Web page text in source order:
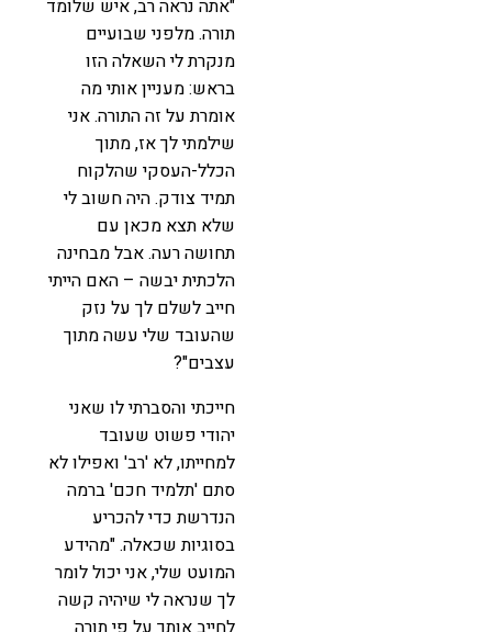
"אתה נראה רב, איש שלומד
תורה. מלפני שבועיים
מנקרת לי השאלה הזו
בראש: מעניין אותי מה
אומרת על זה התורה. אני
שילמתי לך אז, מתוך
הכלל-העסקי שהלקוח
תמיד צודק. היה חשוב לי
שלא תצא מכאן עם
תחושה רעה. אבל מבחינה
הלכתית יבשה – האם הייתי
חייב לשלם לך על נזק
שהעובד שלי עשה מתוך
עצבים"?
חייכתי והסברתי לו שאני
יהודי פשוט שעובד
למחייתו, לא 'רב' ואפילו לא
סתם 'תלמיד חכם' ברמה
הנדרשת כדי להכריע
בסוגיות שכאלה. "מהידע
המועט שלי, אני יכול לומר
לך שנראה לי שיהיה קשה